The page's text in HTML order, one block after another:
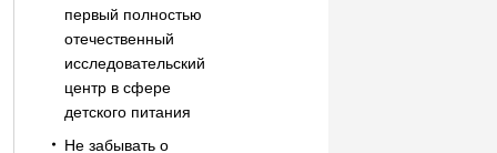
первый полностью
отечественный
исследовательский
центр в сфере
детского питания
Не забывать о